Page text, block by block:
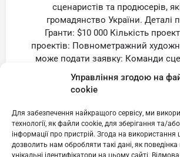
Управління згодою на
cookie
Для забезпечення найкращого сервісу, ми
технології, як файли cookie, для зберігання та/
інформації про пристрій. Згода на використання
дозволить нам обробляти такі дані, як
унікальні ідентифікатори на цьому сайті.
сценаристів та продюсерів,
громадянство України. Деталі
Гранти: $10 000 Кількість
проектів: Повнометражний
може подати заявку: Команди
продюсерів з громадянством
квітня Посилання на форму
програми: Фінансова
Публікації